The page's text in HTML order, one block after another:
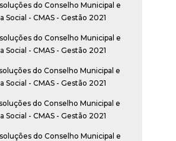
do Conselho Municipal e
Social - CMAS - Gestão 2021
do Conselho Municipal e
Social - CMAS - Gestão 2021
do Conselho Municipal e
Social - CMAS - Gestão 2021
do Conselho Municipal e
Social - CMAS - Gestão 2021
do Conselho Municipal e